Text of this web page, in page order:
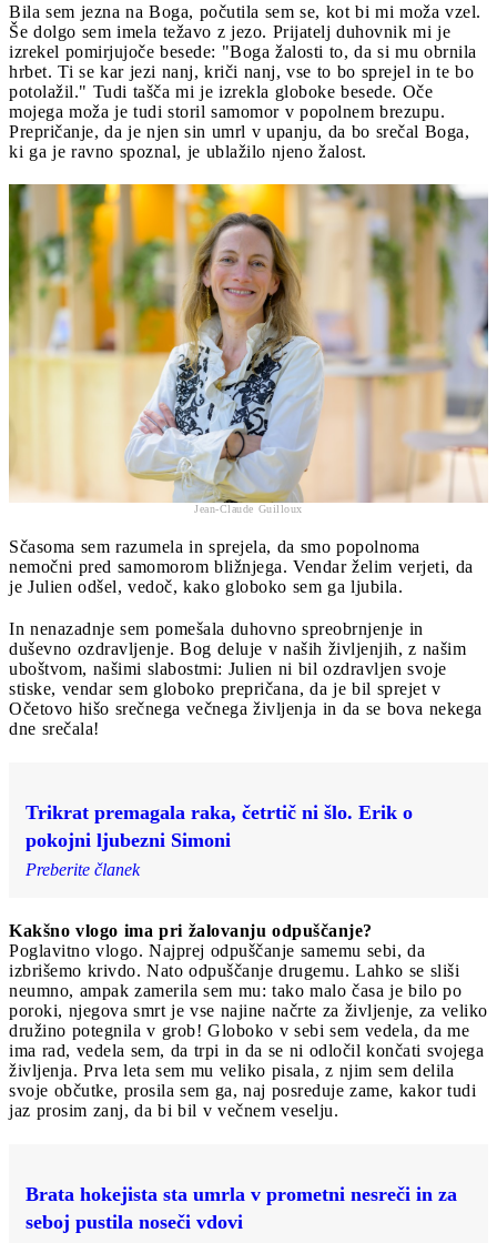
Bila sem jezna na Boga, počutila sem se, kot bi mi moža vzel.
Še dolgo sem imela težavo z jezo. Prijatelj duhovnik mi je
izrekel pomirjujoče besede: "Boga žalosti to, da si mu obrnila
hrbet. Ti se kar jezi nanj, kriči nanj, vse to bo sprejel in te bo
potolažil." Tudi tašča mi je izrekla globoke besede. Oče
mojega moža je tudi storil samomor v popolnem brezupu.
Prepričanje, da je njen sin umrl v upanju, da bo srečal Boga,
ki ga je ravno spoznal, je ublažilo njeno žalost.
Jean-Claude Guilloux
Sčasoma sem razumela in sprejela, da smo popolnoma
nemočni pred samomorom bližnjega. Vendar želim verjeti, da
je Julien odšel, vedoč, kako globoko sem ga ljubila.
In nenazadnje sem pomešala duhovno spreobrnjenje in
duševno ozdravljenje. Bog deluje v naših življenjih, z našim
uboštvom, našimi slabostmi: Julien ni bil ozdravljen svoje
stiske, vendar sem globoko prepričana, da je bil sprejet v
Očetovo hišo srečnega večnega življenja in da se bova nekega
dne srečala!
Trikrat premagala raka, četrtič ni šlo. Erik o
pokojni ljubezni Simoni
Preberite članek
Kakšno vlogo ima pri žalovanju odpuščanje?
Poglavitno vlogo. Najprej odpuščanje samemu sebi, da
izbrišemo krivdo. Nato odpuščanje drugemu. Lahko se sliši
neumno, ampak zamerila sem mu: tako malo časa je bilo po
poroki, njegova smrt je vse najine načrte za življenje, za veliko
družino potegnila v grob! Globoko v sebi sem vedela, da me
ima rad, vedela sem, da trpi in da se ni odločil končati svojega
življenja. Prva leta sem mu veliko pisala, z njim sem delila
svoje občutke, prosila sem ga, naj posreduje zame, kakor tudi
jaz prosim zanj, da bi bil v večnem veselju.
Brata hokejista sta umrla v prometni nesreči in za
seboj pustila noseči vdovi